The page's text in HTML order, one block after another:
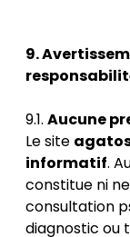
9.
9.1. Aucune
Le site
informatif.
constitue ni
consultation
diagnostic ou